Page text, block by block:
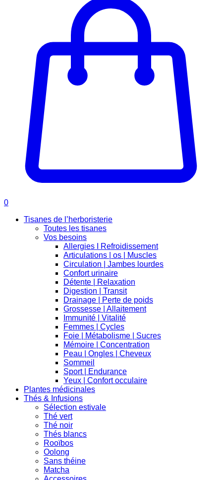
0
Tisanes de l’herboristerie
Toutes les tisanes
Vos besoins
Allergies I Refroidissement
Articulations | os | Muscles
Circulation | Jambes lourdes
Confort urinaire
Détente | Relaxation
Digestion | Transit
Drainage | Perte de poids
Grossesse | Allaitement
Immunité | Vitalité
Femmes | Cycles
Foie | Métabolisme | Sucres
Mémoire | Concentration
Peau | Ongles | Cheveux
Sommeil
Sport | Endurance
Yeux | Confort occulaire
Plantes médicinales
Thés & Infusions
Sélection estivale
Thé vert
Thé noir
Thés blancs
Rooïbos
Oolong
Sans théine
Matcha